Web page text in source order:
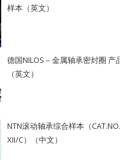
样本（英文）
德国NILOS – 金属轴承密封圈 产
（英文）
NTN滚动轴承综合样本（
XII/C）（中文）